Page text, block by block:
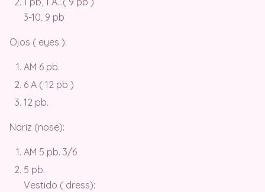
3-10. 9 pb
Ojos ( eyes ):
AM 6 pb.
6 A ( 12 pb )
12 pb.
Nariz (nose):
AM 5 pb. 3/6
5 pb.
Vestido ( dress):